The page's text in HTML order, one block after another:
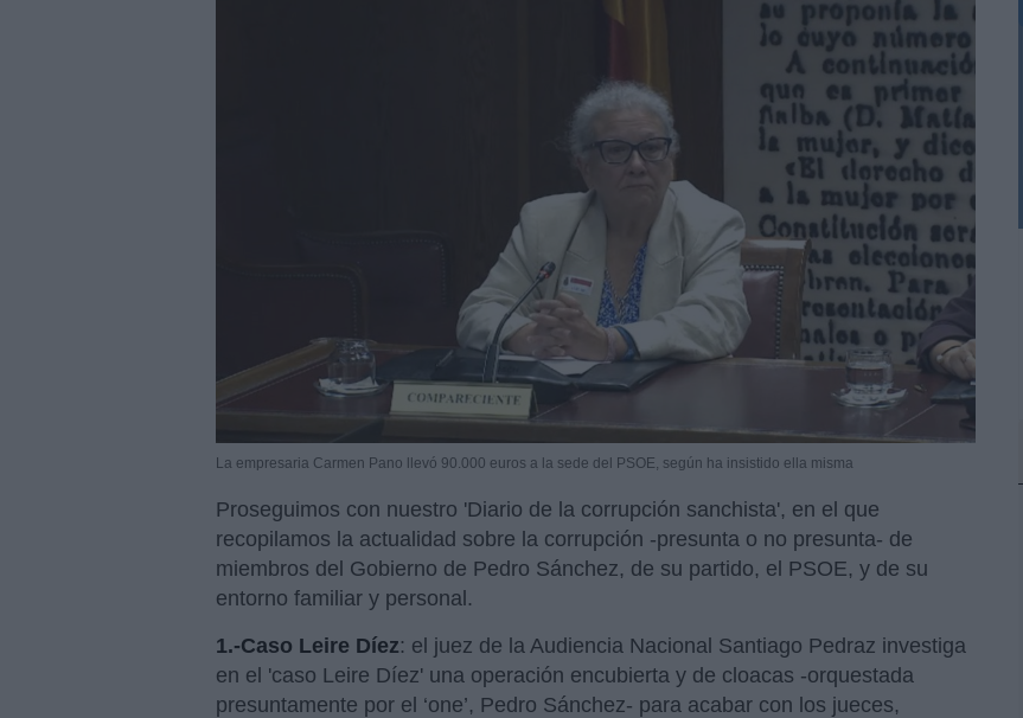
La empresaria Carmen Pano llevó 90.000 euros a la sede del PSOE, según ha insistido ella misma
Proseguimos con nuestro 'Diario de la corrupción sanchista', en el que
recopilamos la actualidad sobre la corrupción -presunta o no presunta- de
miembros del Gobierno de Pedro Sánchez, de su partido, el PSOE, y de su
entorno familiar y personal.
1.-Caso Leire Díez: el juez de la Audiencia Nacional Santiago Pedraz investiga
en el 'caso Leire Díez' una operación encubierta y de cloacas -orquestada
presuntamente por el ‘one’, Pedro Sánchez- para acabar con los jueces,